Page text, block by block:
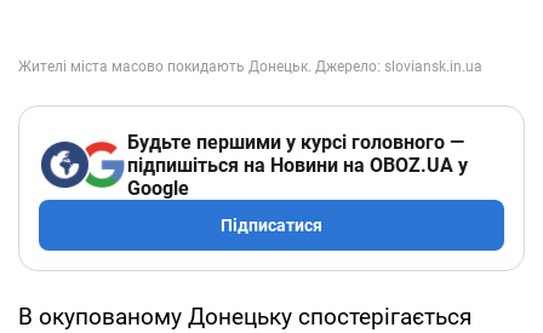
Будьте першими у курсі головного —
підпишіться на Новини на OBOZ.UA у
Google
Підписатися
В окупованому Донецьку спостерігається